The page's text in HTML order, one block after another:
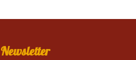
Newsletter